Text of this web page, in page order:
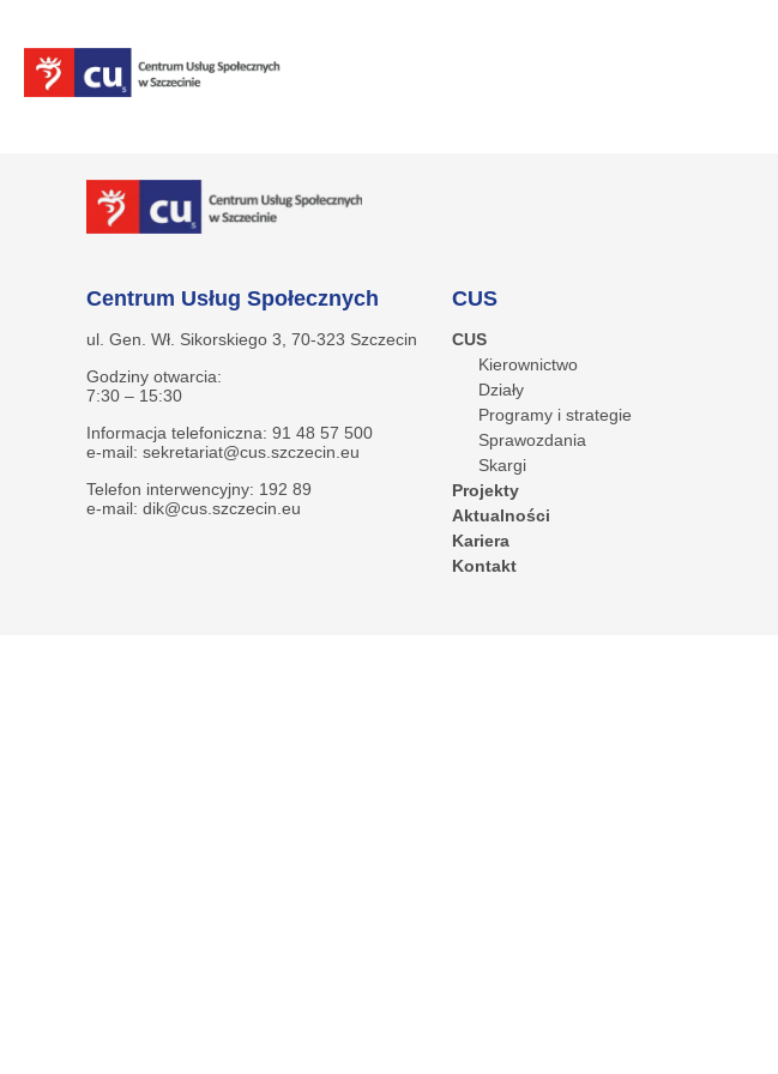
Centrum Usług Społecznych
ul. Gen. Wł. Sikorskiego 3, 70-323 Szczecin
Godziny otwarcia:
7:30 – 15:30
Informacja telefoniczna: 91 48 57 500
e-mail: sekretariat@cus.szczecin.eu
Telefon interwencyjny: 192 89
e-mail: dik@cus.szczecin.eu
CUS
CUS
Kierownictwo
Działy
Programy i strategie
Sprawozdania
Skargi
Projekty
Aktualności
Kariera
Kontakt